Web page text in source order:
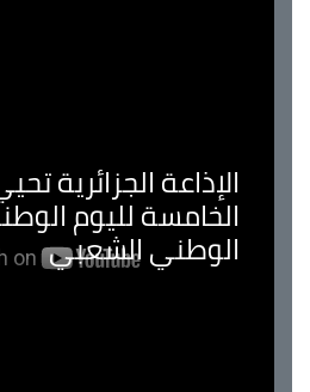
الإذاعة الجزائرية
الخامسة لليوم
الوطني الشعبي